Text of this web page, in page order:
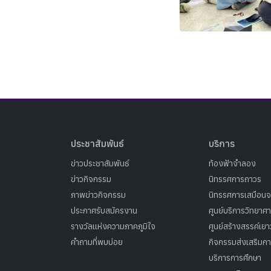
ประชาสัมพันธ์
ข่าวประชาสัมพันธ์
ข่าวกิจกรรม
ภาพข่าวกิจกรรม
ประกาศรับสมัครงาน
รางวัลแห่งความภาคภูมิใจ
คำถามที่พบบ่อย
บริการ
ท้องฟ้าจำลอง
นิทรรศการถาวร
นิทรรศการเสมือน
ศูนย์บริการวิทยาศ
ศูนย์สร้างสรรค์เย
กิจกรรมส่งเสริมก
บริการการศึกษา